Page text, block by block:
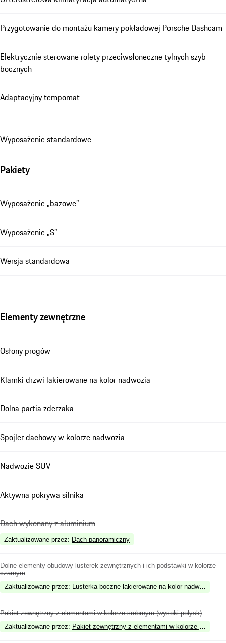
Przygotowanie do montażu kamery pokładowej Porsche Dashcam
Elektrycznie sterowane rolety przeciwsłoneczne tylnych szyb
bocznych
Adaptacyjny tempomat
Wyposażenie standardowe
Pakiety
Wyposażenie „bazowe”
Wyposażenie „S”
Wersja standardowa
Elementy zewnętrzne
Osłony progów
Klamki drzwi lakierowane na kolor nadwozia
Dolna partia zderzaka
Spojler dachowy w kolorze nadwozia
Nadwozie SUV
Aktywna pokrywa silnika
Dach wykonany z aluminium
Zaktualizowane przez: Dach panoramiczny
Dolne elementy obudowy lusterek zewnętrznych i ich podstawki w kolorze
czarnym
Zaktualizowane przez: Lusterka boczne lakierowane na kolor nadwozia
Pakiet zewnętrzny z elementami w kolorze srebrnym (wysoki połysk)
Zaktualizowane przez: Pakiet zewnętrzny z elementami w kolorze czarnym